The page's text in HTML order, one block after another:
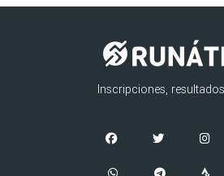
Inscripciones,